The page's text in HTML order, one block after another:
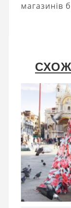
магазинів